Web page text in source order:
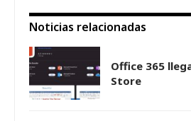
Noticias relacionadas
Office 365
Store